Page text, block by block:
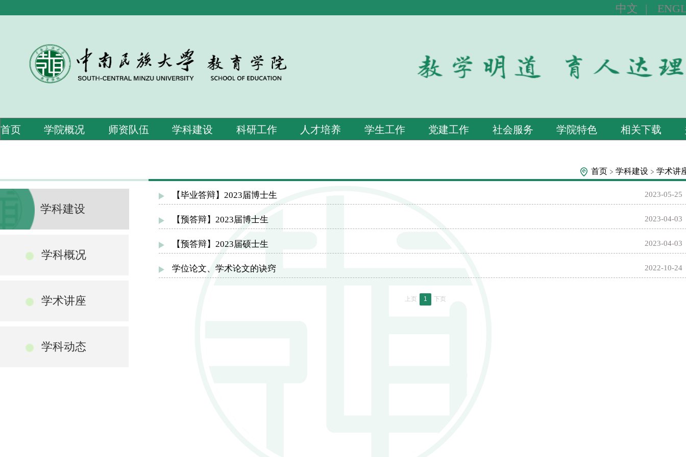
中文 |
首页 学院概况 师资队伍 学科建设 科研工作 人才培养 学生工作 党建工作 社会服务 学院特色 相关下载
首页 学科建设 学术讲
学科建设
学科概况
学术讲座
学科动态
【毕业答辩】2023届博士生 2023-05-25
【预答辩】2023届博士生 2023-04-03
【预答辩】2023届硕士生 2023-04-03
学位论文、学术论文的诀窍 2022-10-24
上页 1 下页